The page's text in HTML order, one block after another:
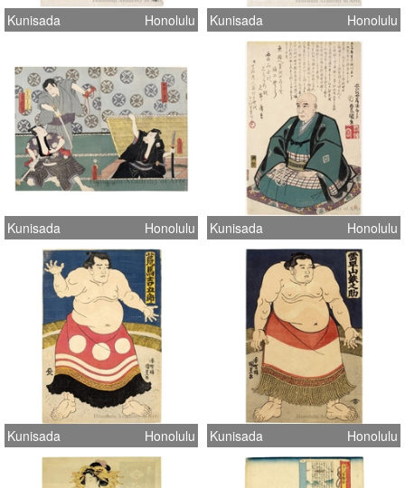
Kunisada Honolulu Kunisada Honolulu
Kunisada Honolulu Kunisada Honolulu
Kunisada Honolulu Kunisada Honolulu